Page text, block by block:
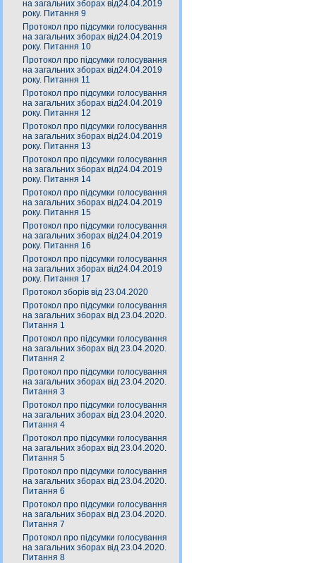
на загальних зборах від24.04.2019
року. Питання 9
Протокол про підсумки голосування
на загальних зборах від24.04.2019
року. Питання 10
Протокол про підсумки голосування
на загальних зборах від24.04.2019
року. Питання 11
Протокол про підсумки голосування
на загальних зборах від24.04.2019
року. Питання 12
Протокол про підсумки голосування
на загальних зборах від24.04.2019
року. Питання 13
Протокол про підсумки голосування
на загальних зборах від24.04.2019
року. Питання 14
Протокол про підсумки голосування
на загальних зборах від24.04.2019
року. Питання 15
Протокол про підсумки голосування
на загальних зборах від24.04.2019
року. Питання 16
Протокол про підсумки голосування
на загальних зборах від24.04.2019
року. Питання 17
Протокол зборів від 23.04.2020
Протокол про підсумки голосування
на загальних зборах від 23.04.2020.
Питання 1
Протокол про підсумки голосування
на загальних зборах від 23.04.2020.
Питання 2
Протокол про підсумки голосування
на загальних зборах від 23.04.2020.
Питання 3
Протокол про підсумки голосування
на загальних зборах від 23.04.2020.
Питання 4
Протокол про підсумки голосування
на загальних зборах від 23.04.2020.
Питання 5
Протокол про підсумки голосування
на загальних зборах від 23.04.2020.
Питання 6
Протокол про підсумки голосування
на загальних зборах від 23.04.2020.
Питання 7
Протокол про підсумки голосування
на загальних зборах від 23.04.2020.
Питання 8